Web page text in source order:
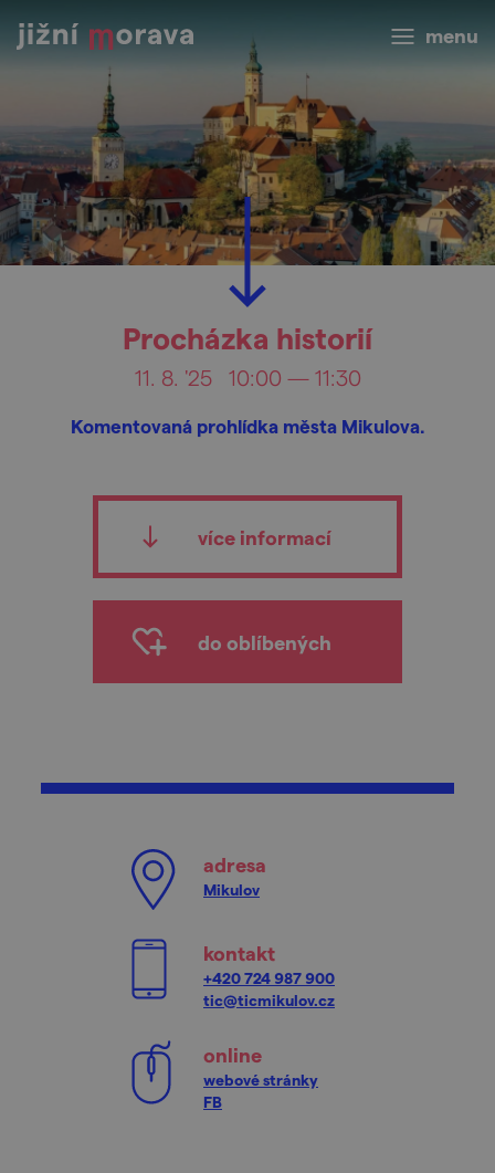
menu
Procházka historií
11. 8. '25 10:00 — 11:30
Komentovaná prohlídka města Mikulova.
více informací
do oblíbených
adresa
Mikulov
kontakt
+420 724 987 900
tic@ticmikulov.cz
online
webové stránky
FB